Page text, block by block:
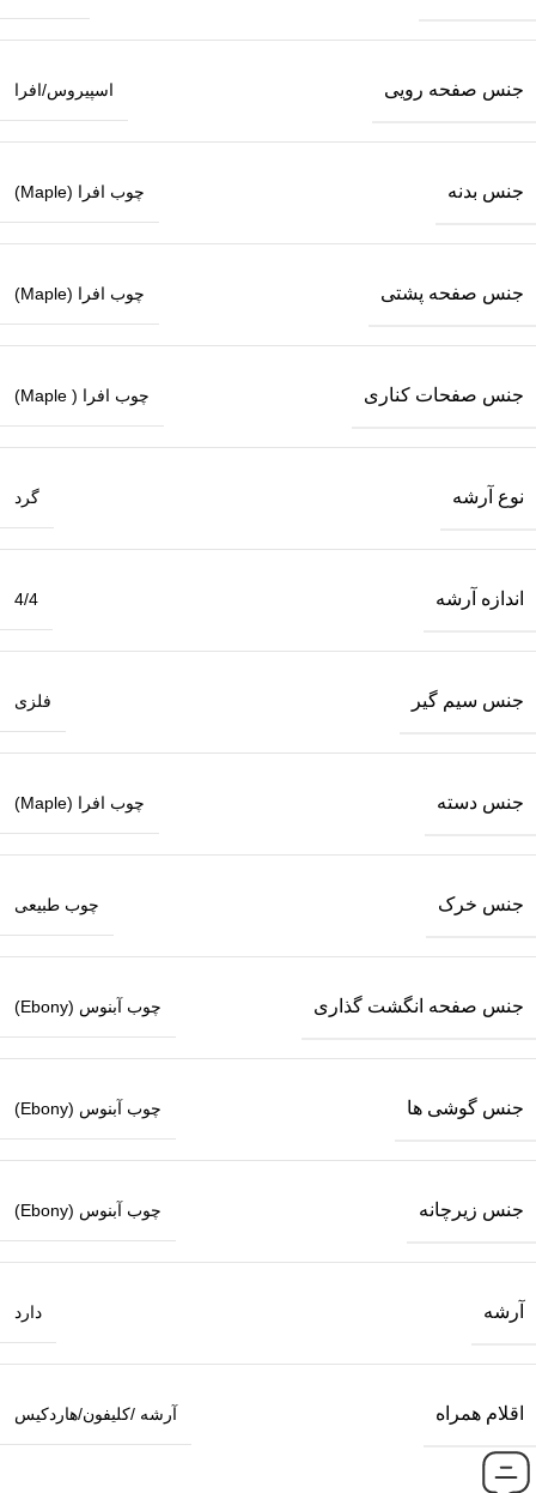
جنس صفحه رویی اسپیروس/افرا
جنس بدنه چوب افرا (Maple)
جنس صفحه پشتی چوب افرا (Maple)
جنس صفحات کناری چوب افرا ( Maple)
نوع آرشه گرد
اندازه آرشه 4/4
جنس سیم گیر فلزی
جنس دسته چوب افرا (Maple)
جنس خرک چوب طبیعی
جنس صفحه انگشت گذاری چوب آبنوس (Ebony)
جنس گوشی ها چوب آبنوس (Ebony)
جنس زیرچانه چوب آبنوس (Ebony)
آرشه دارد
اقلام همراه آرشه /کلیفون/هاردکیس